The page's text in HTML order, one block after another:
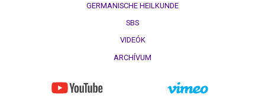
GERMANISCHE HEILKUNDE
SBS
VIDEÓK
ARCHÍVUM